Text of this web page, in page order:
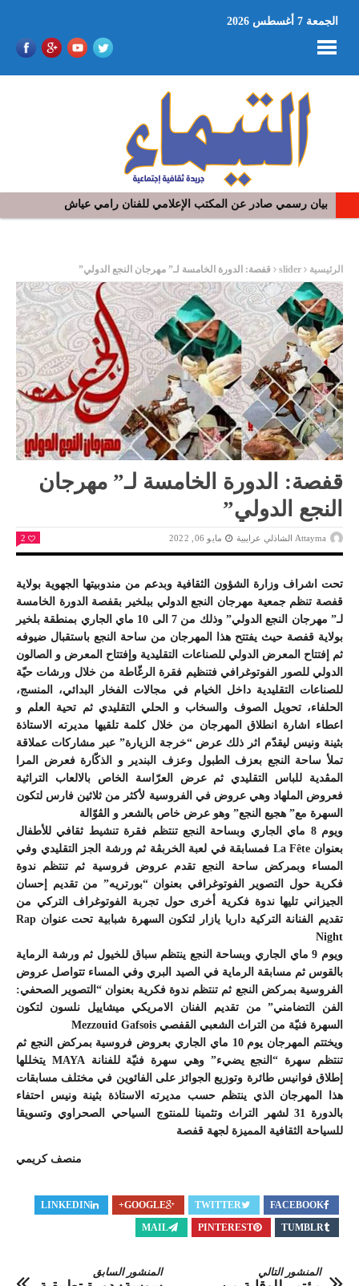
الجمعة 7 أغسطس 2026
بيان رسمي صادر عن المكتب الإعلامي للفنان رامي عياش
الرئيسية slider قفصة: الدورة الخامسة لـ” مهرجان النجع الدولي”
قفصة: الدورة الخامسة لـ” مهرجان
النجع الدولي”
Attayma الشاذلي عرايبية مايو 06, 2022 2
تحت اشراف وزارة الشؤون الثقافية وبدعم من مندوبيتها الجهوية بولاية
قفصة تنظم جمعية مهرجان النجع الدولي ببلخير بقفصة الدورة الخامسة
لـ” مهرجان النجع الدولي” وذلك من 7 الى 10 ماي الجاري بمنطقة بلخير
بولاية قفصة حيث يفتتح هذا المهرجان من ساحة النجع باستقبال ضيوفه
ثم إفتتاح المعرض الدولي للصناعات التقليدية وإفتتاح المعرض و الصالون
الدولي للصور الفوتوغرافي فتنظيم فقرة الرغّاطة من خلال ورشات حيّة
للصناعات التقليدية داخل الخيام في مجالات الفخار البدائي، المنسج،
الحلفاء، تحويل الصوف والسخاب و الحلي التقليدي ثم تحية العلم و
اعطاء اشارة انطلاق المهرجان من خلال كلمة تلقيها مديرته الاستاذة
بثينة ونيس ليقدّم اثر ذلك عرض “خرجة الزيارة” عبر مشاركات عملاقة
تملأ ساحة النجع بعزف الطبول وعزف البندير و الذكّارة فعرض المرا
المڤدية للباس التقليدي ثم عرض العرّاسة الخاص بالالعاب التراثية
فعروض الملهاد وهي عروض في الفروسية لأكثر من ثلاثين فارس لتكون
السهرة مع” هجيع النجع” وهو عرض خاص بالشعر و الڤوّالة
ويوم 8 ماي الجاري وبساحة النجع تنتظم فقرة تنشيط ثقافي للأطفال
بعنوان La Fête فمسابقة في لعبة الخربڤة ثم ورشة الجز التقليدي وفي
المساء وبمركض ساحة النجع تقدم عروض فروسية ثم تنتظم ندوة
فكرية حول التصوير الفوتوغرافي بعنوان “بورتريه” من تقديم إحسان
الجيزاني تليها ندوة فكرية أخرى حول تجربة الفوتوغراف التركي من
تقديم الفنانة التركية داريا يازار لتكون السهرة شبابية تحت عنوان Rap
Night
ويوم 9 ماي الجاري وبساحة النجع ينتظم سباق للخيول ثم ورشة الرماية
بالقوس ثم مسابقة الرماية في الصيد البري وفي المساء تتواصل عروض
الفروسية بمركض النجع ثم تنتظم ندوة فكرية بعنوان “التصوير الصحفي:
الفن التضامني” من تقديم الفنان الامريكي ميشاييل نلسون لتكون
السهرة فنيّة من التراث الشعبي القفصي Mezzouid Gafsois
ويختتم المهرجان يوم 10 ماي الجاري بعروض فروسية بمركض النجع ثم
تنتظم سهرة “النجع يضيء” وهي سهرة فنيّة للفنانة MAYA يتخللها
إطلاق فوانيس طائرة وتوزيع الجوائز على الفائوين في مختلف مسابقات
هذا المهرجان الذي ينتظم حسب مديرته الاستاذة بثينة ونيس احتفاء
بالدورة 31 لشهر التراث وتثمينا للمنتوج السياحي الصحراوي وتسويقا
للسياحة الثقافية المميزة لجهة قفصة
منصف كريمي
FACEBOOK
TWITTER
GOOGLE+
LINKEDIN
TUMBLR
PINTEREST
MAIL
المنشور السابق المنشور التالي